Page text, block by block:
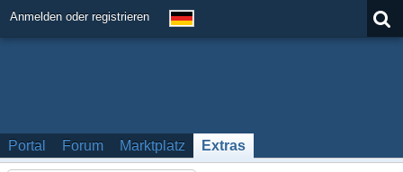
Anmelden oder registrieren
Portal Forum Marktplatz Extras